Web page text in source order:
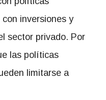
inversiones y
sector privado. Por
las políticas
limitarse a